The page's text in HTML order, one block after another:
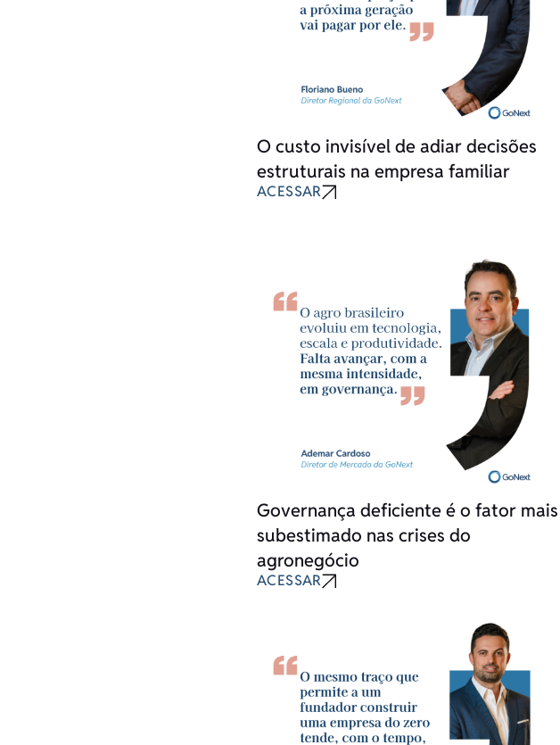
O custo invisível de adiar decisões
estruturais na empresa familiar
ACESSAR
Governança deficiente é o fator mais
subestimado nas crises do
agronegócio
ACESSAR